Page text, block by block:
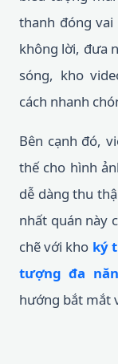
thanh đóng
không lời, đưa
sóng, kho
cách nhanh
Bên cạnh đó,
thế cho hình
dễ dàng thu
nhất quán này
chẽ với kho ký
tượng đa
hướng bắt mắt